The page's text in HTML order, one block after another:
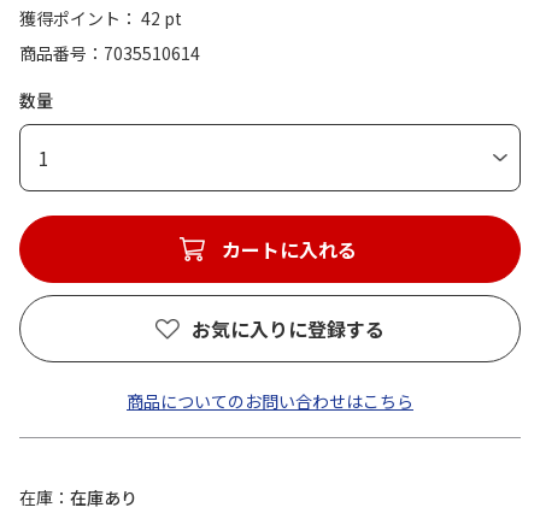
獲得ポイント： 42 pt
商品番号
7035510614
数量
1
カートに入れる
お気に入りに登録する
商品についてのお問い合わせはこちら
在庫
在庫あり